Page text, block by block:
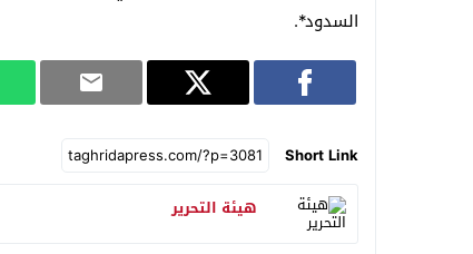
السدود*.
Short Link
هيئة التحرير